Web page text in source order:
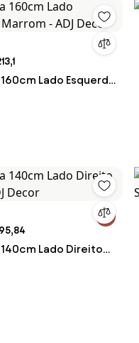
Lado Esquerdo
Decor
Lado Direito
Decor